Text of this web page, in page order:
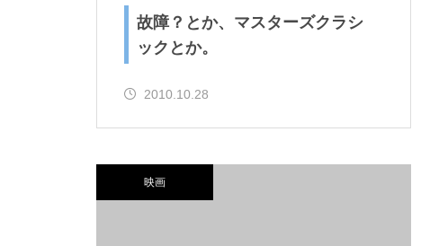
故障？とか、マスターズクラシ
ックとか。
2010.10.28
映画